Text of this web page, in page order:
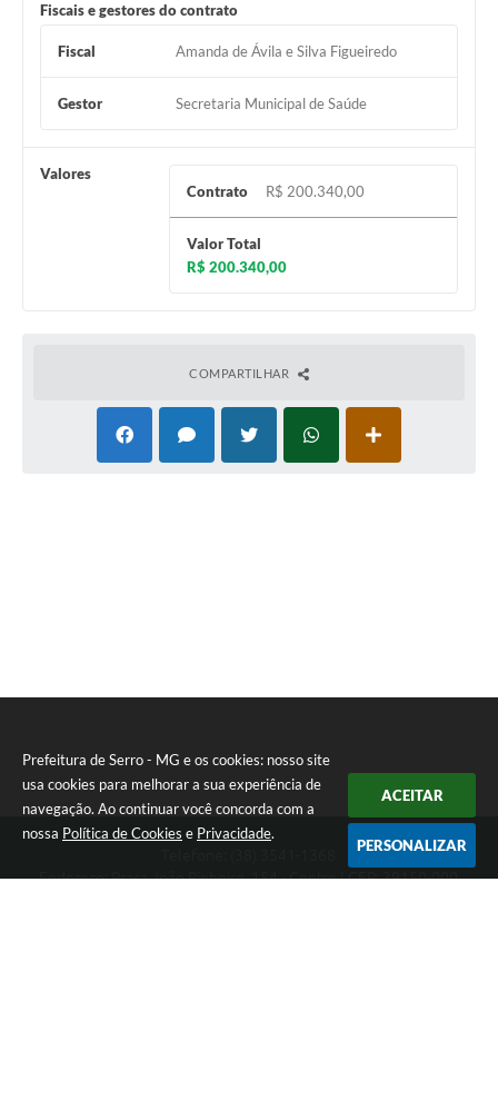
Prefeitura de Serro - MG e os cookies: nosso site
usa cookies para melhorar a sua experiência de
navegação. Ao continuar você concorda com a
nossa Política de Cookies e Privacidade.
ACEITAR
PERSONALIZAR
Fiscais e gestores do contrato
Fiscal Amanda de Ávila e Silva Figueiredo
Gestor Secretaria Municipal de Saúde
Valores
Contrato
R$ 200.340,00
Valor Total
R$ 200.340,00
COMPARTILHAR
Endereço: Praça João Pinheiro, 154 - Centro | CEP: 39150-000